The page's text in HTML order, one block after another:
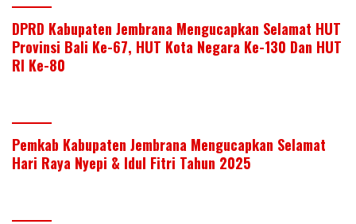
DPRD Kabupaten Jembrana Mengucapkan Selamat HUT
Provinsi Bali Ke-67, HUT Kota Negara Ke-130 Dan HUT
RI Ke-80
Pemkab Kabupaten Jembrana Mengucapkan Selamat
Hari Raya Nyepi & Idul Fitri Tahun 2025